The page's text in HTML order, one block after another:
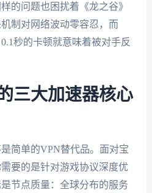
的问题也困扰着《龙之谷》
制对网络波动零容忍，而
秒的卡顿就意味着被对手反
三大加速器核心
简单的VPN替代品。面对宝
要的是针对游戏协议深度优
节点质量：全球分布的服务